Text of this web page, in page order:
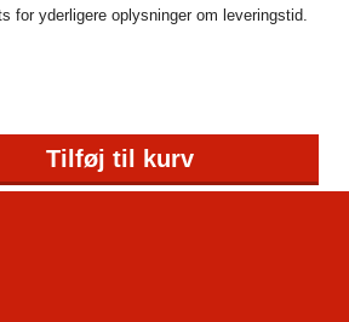
for yderligere oplysninger om leveringstid.
Tilføj til kurv